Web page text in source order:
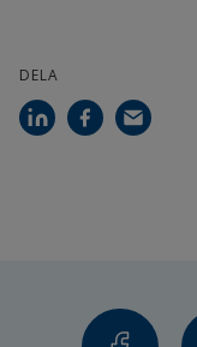
DELA